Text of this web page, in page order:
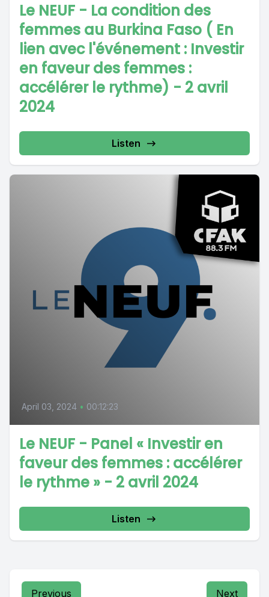
Le NEUF - La condition des
femmes au Burkina Faso ( En
lien avec l'événement : Investir
en faveur des femmes :
accélérer le rythme) - 2 avril
2024
Listen
April 03, 2024 • 00:12:23
Le NEUF - Panel « Investir en
faveur des femmes : accélérer
le rythme » - 2 avril 2024
Listen
Previous Next